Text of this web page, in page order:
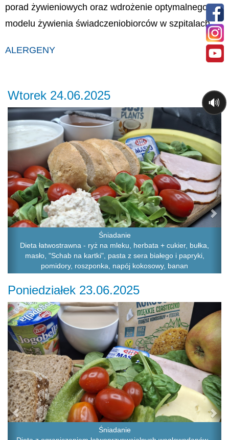
porad żywieniowych oraz wdrożenie optymalnego
modelu żywienia świadczeniobiorców w szpitalach.
ALERGENY
Wtorek 24.06.2025
Śniadanie
Dieta łatwostrawna - ryż na mleku, herbata + cukier, bułka,
masło, "Schab na kartki", pasta z sera białego i papryki,
pomidory, roszponka, napój kokosowy, banan
Previous
Poniedziałek 23.06.2025
Śniadanie
Previous
🔊